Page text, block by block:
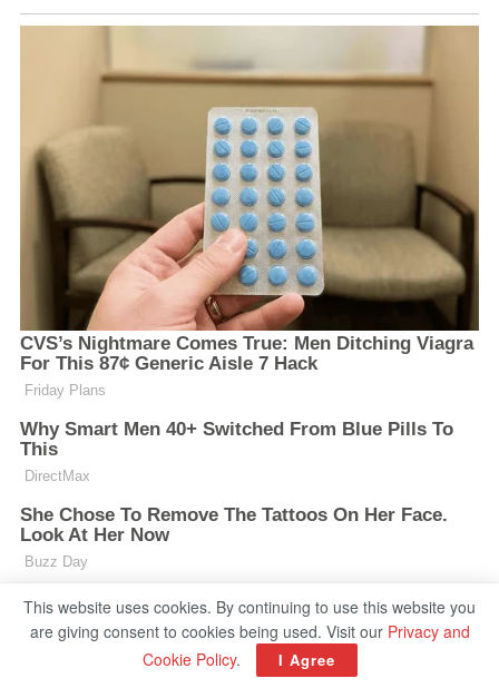
This website uses cookies. By continuing to use this website you
are giving consent to cookies being used. Visit our Privacy and
Cookie Policy. I Agree